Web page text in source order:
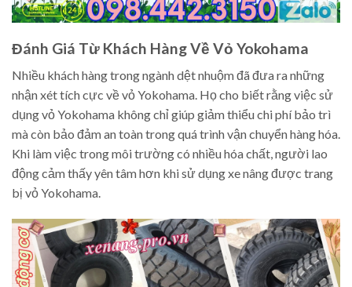
Đánh Giá Từ Khách Hàng Về Vỏ Yokohama
Nhiều khách hàng trong ngành dệt nhuộm đã đưa ra những
nhận xét tích cực về vỏ Yokohama. Họ cho biết rằng việc sử
dụng vỏ Yokohama không chỉ giúp giảm thiểu chi phí bảo trì
mà còn bảo đảm an toàn trong quá trình vận chuyển hàng hóa.
Khi làm việc trong môi trường có nhiều hóa chất, người lao
động cảm thấy yên tâm hơn khi sử dụng xe nâng được trang
bị vỏ Yokohama.